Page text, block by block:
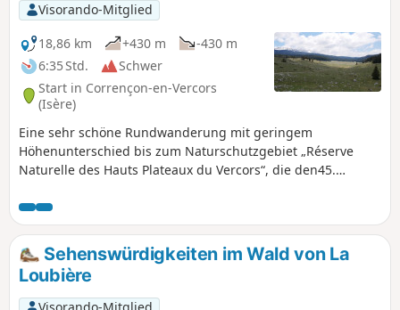
Visorando-Mitglied
18,86 km
+430 m
-430 m
6:35 Std.
Schwer
Start in Corrençon-en-Vercors
(Isère)
Eine sehr schöne Rundwanderung mit geringem
Höhenunterschied bis zum Naturschutzgebiet „Réserve
Naturelle des Hauts Plateaux du Vercors“, die den45.
Landschaften bietet. Diese Route weist keine besonderen
Schwierigkeiten auf und es ist einfach, auf dem Parkplatz
des Golfplatzes zu parken.
Sehenswürdigkeiten im Wald von La
Loubière